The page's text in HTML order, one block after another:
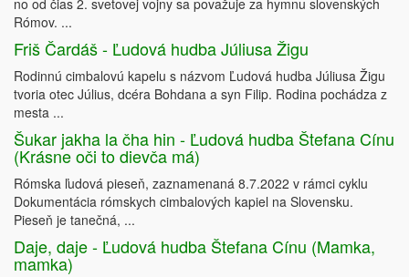
no od čias 2. svetovej vojny sa považuje za hymnu slovenských
Rómov. ...
Friš Čardáš - Ľudová hudba Júliusa Žigu
Rodinnú cimbalovú kapelu s názvom Ľudová hudba Júliusa Žigu
tvoria otec Július, dcéra Bohdana a syn Filip. Rodina pochádza z
mesta ...
Šukar jakha la čha hin - Ľudová hudba Štefana Cínu
(Krásne oči to dievča má)
Rómska ľudová pieseň, zaznamenaná 8.7.2022 v rámci cyklu
Dokumentácia rómskych cimbalových kapiel na Slovensku.
Pieseň je tanečná, ...
Daje, daje - Ľudová hudba Štefana Cínu (Mamka,
mamka)